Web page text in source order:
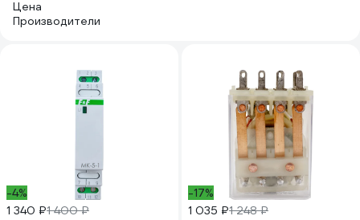
Цена
Производители
-4%
1 340 ₽1 400 ₽
-17%
1 035 ₽1 248 ₽